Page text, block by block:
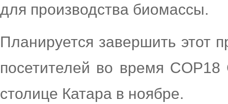
для производства биомассы.
Планируется завершить этот
посетителей во время
столице Катара в ноябре.